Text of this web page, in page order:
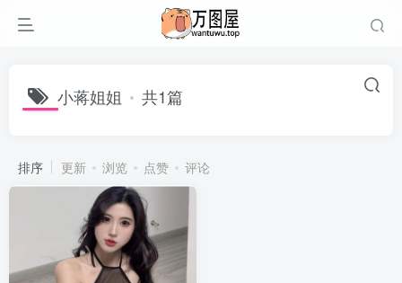
小蒋姐姐 共1篇
排序 更新 浏览 点赞 评论